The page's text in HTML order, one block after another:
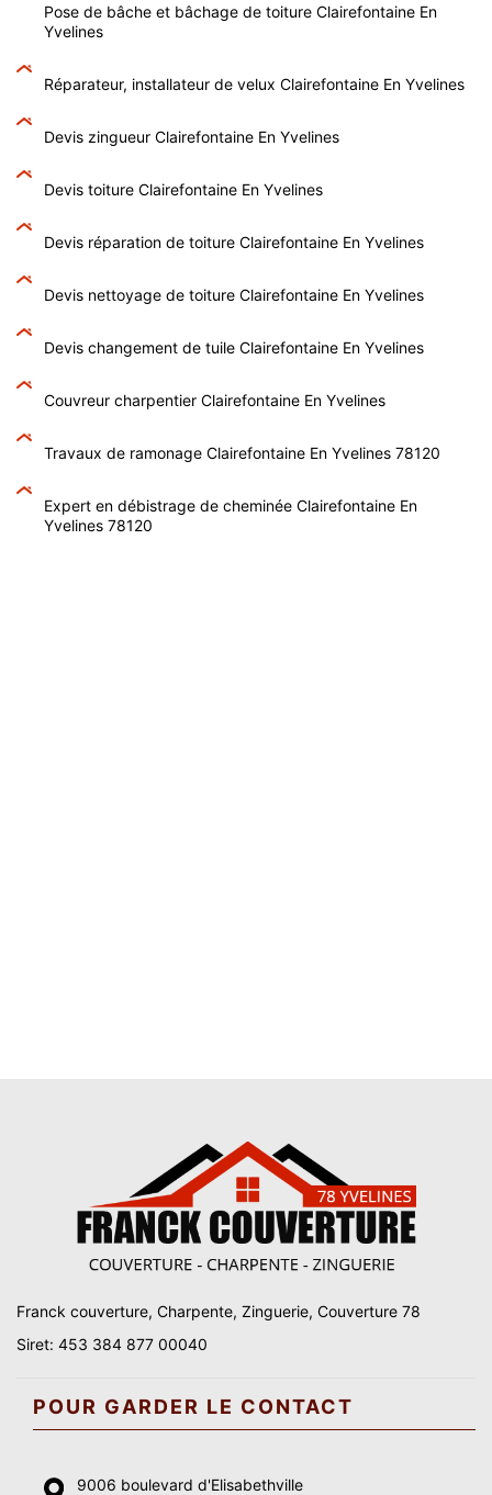
Pose de bâche et bâchage de toiture Clairefontaine En
Yvelines
Réparateur, installateur de velux Clairefontaine En Yvelines
Devis zingueur Clairefontaine En Yvelines
Devis toiture Clairefontaine En Yvelines
Devis réparation de toiture Clairefontaine En Yvelines
Devis nettoyage de toiture Clairefontaine En Yvelines
Devis changement de tuile Clairefontaine En Yvelines
Couvreur charpentier Clairefontaine En Yvelines
Travaux de ramonage Clairefontaine En Yvelines 78120
Expert en débistrage de cheminée Clairefontaine En
Yvelines 78120
Franck couverture, Charpente, Zinguerie, Couverture 78
Siret: 453 384 877 00040
POUR GARDER LE CONTACT
9006 boulevard d'Elisabethville